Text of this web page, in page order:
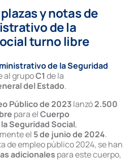
y notas de
de la
turno libre
de la Seguridad
al grupoC1 de la
del Estado.
Público de 2023lanzó2.500
para elCuerpo
Seguridad Social,
el 5 de junio de 2024.
de empleo público 2024, se han
adicionales para este cuerpo,